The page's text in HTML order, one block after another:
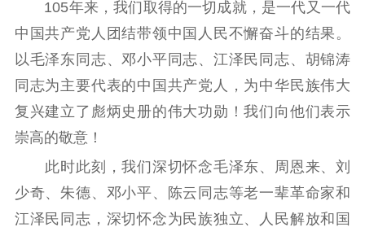
105年来，我们取得的一切成就，是一代又一代
中国共产党人团结带领中国人民不懈奋斗的结果。
以毛泽东同志、邓小平同志、江泽民同志、胡锦涛
同志为主要代表的中国共产党人，为中华民族伟大
复兴建立了彪炳史册的伟大功勋！我们向他们表示
崇高的敬意！
此时此刻，我们深切怀念毛泽东、周恩来、刘
少奇、朱德、邓小平、陈云同志等老一辈革命家和
江泽民同志，深切怀念为民族独立、人民解放和国